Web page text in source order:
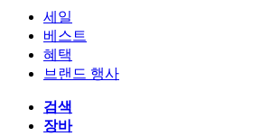
세일
베스트
혜택
브랜드 행사
검색
장바